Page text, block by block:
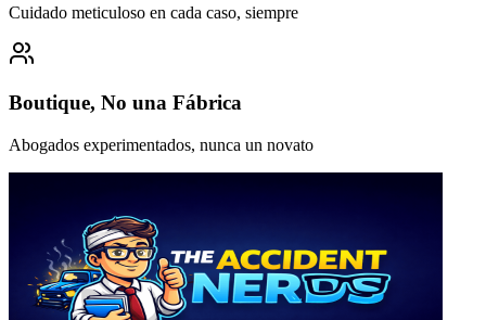
Cuidado meticuloso en cada caso, siempre
Boutique, No una Fábrica
Abogados experimentados, nunca un novato